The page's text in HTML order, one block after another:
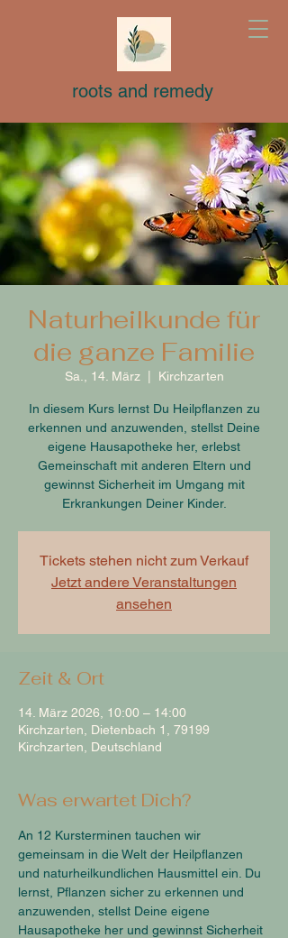
roots and remedy
Naturheilkunde für
die ganze Familie
Sa., 14. März
  |
Kirchzarten
In diesem Kurs lernst Du Heilpflanzen zu
erkennen und anzuwenden, stellst Deine
eigene Hausapotheke her, erlebst
Gemeinschaft mit anderen Eltern und
gewinnst Sicherheit im Umgang mit
Erkrankungen Deiner Kinder.
Tickets stehen nicht zum Verkauf
Jetzt andere Veranstaltungen
ansehen
Zeit & Ort
14. März 2026, 10:00 – 14:00
Kirchzarten, Dietenbach 1, 79199
Kirchzarten, Deutschland
Was erwartet Dich?
An 12 Kursterminen tauchen wir
gemeinsam in die Welt der Heilpflanzen
und naturheilkundlichen Hausmittel ein. Du
lernst, Pflanzen sicher zu erkennen und
anzuwenden, stellst Deine eigene
Hausapotheke her und gewinnst Sicherheit